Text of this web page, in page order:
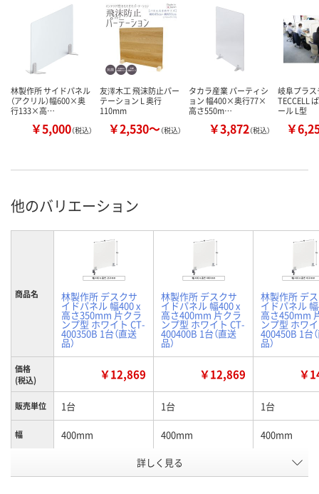
林製作所 サイドパネル
（アクリル）幅600×奥
行133×高…
￥5,000（税込）
友澤木工 飛沫防止パー
テーション L 奥行
110mm
￥2,530～（税込）
タカラ産業 パーティシ
ョン 幅400×奥行77×
高さ550m…
￥3,872（税込）
岐阜プラ
TECCELL
ール L型
￥
他のバリエーション
商品名 林製作所 デスクサ
イドパネル 幅400 x
高さ350mm 片クラ
ンプ型 ホワイト CT-
400350B 1台（直送
品）
林製作所 デスクサ
イドパネル 幅400 x
高さ400mm 片クラ
ンプ型 ホワイト CT-
400400B 1台（直送
品）
林製作所 デ
イドパネル
高さ450mm
ンプ型 ホワ
400450B 1台
品）
価格
(税込)
￥12,869 ￥12,869 ￥
販売単位 1台 1台 1台
幅 400mm 400mm 400mm
400mm 450mm
詳しく見る